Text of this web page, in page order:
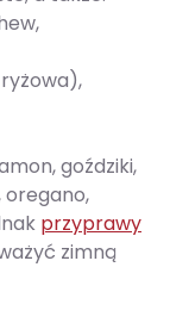
goździki,
oregano,
przyprawy
zimną